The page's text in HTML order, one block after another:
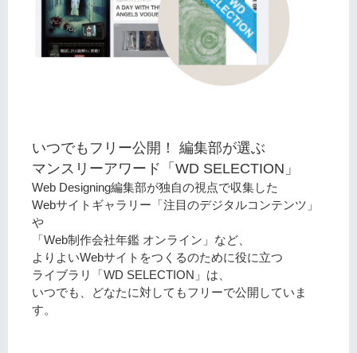
いつでもフリー公開！ 編集部が選ぶ
マンスリーアワード「WD SELECTION」
Web Designing編集部が独自の視点で収集した
Webサイトギャラリー「注目のデジタルコンテンツ」
や
「Web制作会社年鑑 オンライン」など、
よりよいWebサイトをつくるのために役に立つ
ライブラリ「WD SELECTION」は、
いつでも、どなたに対してもフリーで公開していま
す。